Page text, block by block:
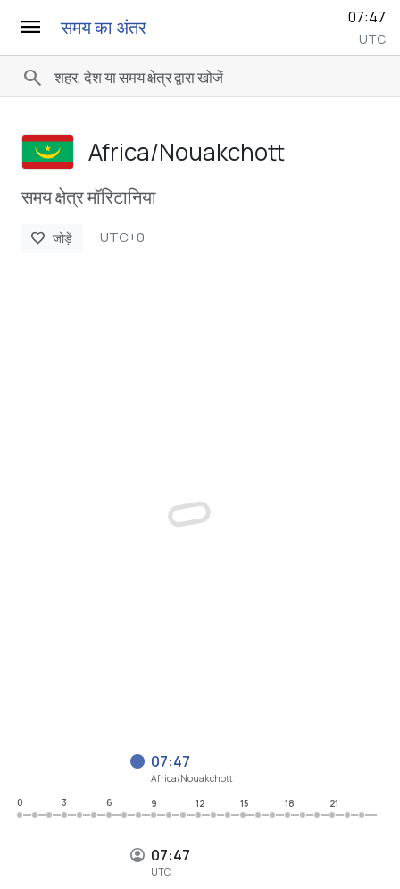
menu समय का अंतर 07:47
UTC
search
Africa/­Nouakchott
समय क्षेत्र मॉरिटानिया
favorite जोड़ें UTC+0
07:47
UTC
07:47
Africa/Nouakchott
0
3 6 9 12 15 18 21